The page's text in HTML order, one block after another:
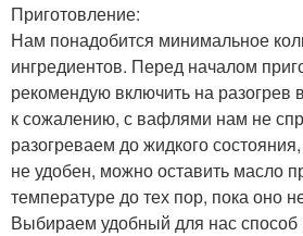
Приготовление:
Нам понадобится минимальное
ингредиентов. Перед началом
рекомендую включить на разогрев
к сожалению, с вафлями нам не
разогреваем до жидкого
не удобен, можно оставить масло
температуре до тех пор, пока оно
Выбираем удобный для нас